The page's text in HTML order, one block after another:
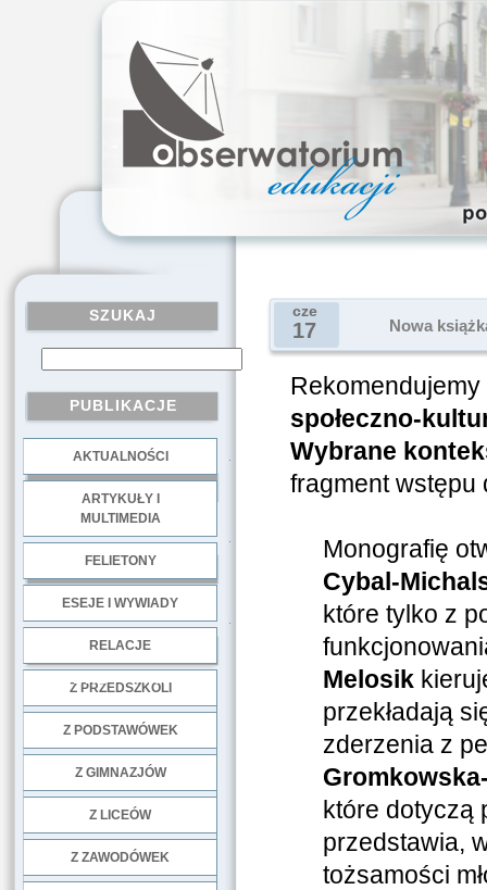
SZUKAJ
PUBLIKACJE
AKTUALNOŚCI
ARTYKUŁY I
MULTIMEDIA
FELIETONY
ESEJE I WYWIADY
RELACJE
Z PRZEDSZKOLI
Z PODSTAWÓWEK
Z GIMNAZJÓW
Z LICEÓW
Z ZAWODÓWEK
cze
17 Nowa
społeczno-
Wybrane
fragment wstępu
Monografię
Cybal-
które tylko z
Melosik
przekładają
zderzenia z
które dotyczą
przedstawia,
tożsamości